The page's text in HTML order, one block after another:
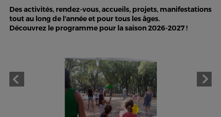
Des activités, rendez-vous, accueils, projets, manifestations
tout au long de l'année et pour tous les âges.
Découvrez le programme pour la saison 2026-2027 !